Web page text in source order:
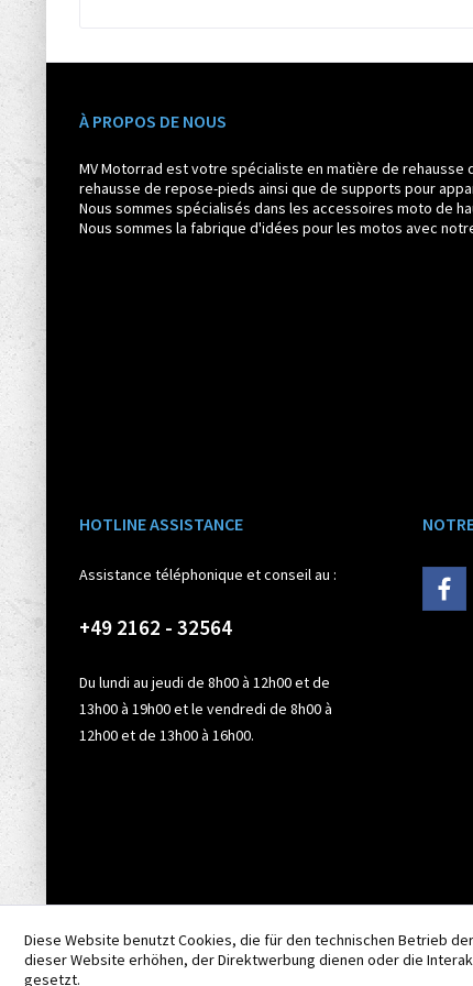
À PROPOS DE NOUS
MV Motorrad est votre spécialiste en matière de rehausse
rehausse de repose-pieds ainsi que de supports pour
Nous sommes spécialisés dans les accessoires moto de
Nous sommes la fabrique d'idées pour les motos avec
HOTLINE ASSISTANCE
Assistance téléphonique et conseil au :
+49 2162 - 32564
Du lundi au jeudi de 8h00 à 12h00 et de
13h00 à 19h00 et le vendredi de 8h00 à
12h00 et de 13h00 à 16h00.
Diese Website benutzt Cookies, die für den technischen Betrieb
dieser Website erhöhen, der Direktwerbung dienen oder die
gesetzt.